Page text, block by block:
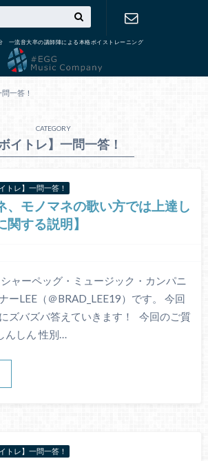
一流音大卒の講師陣による本格ボイストレーニング
一答！
CATEGORY
ボイトレ】一問一答！
イトレ】一問一答！
、モノマネの歌い方では上達し
する説明】
ャーペッグ・ミュージック・カンパニ
ーLEE（＠BRAD_LEE19）です。 今回
ズバズバ答えていきます！ 今回のご質
んしん 性別…
イトレ】一問一答！